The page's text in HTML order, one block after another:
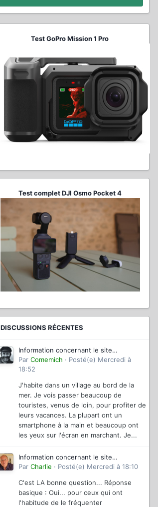
Test GoPro Mission 1 Pro
Test complet DJI Osmo Pocket 4
DISCUSSIONS RÉCENTES
Information concernant le site
magazinevideo
Par Comemich · Posté(e) Mercredi à
18:52
J'habite dans un village au bord de la
mer. Je vois passer beaucoup de
touristes, venus de loin, pour profiter de
leurs vacances. La plupart ont un
smartphone à la main et beaucoup ont
les yeux sur l'écran en marchant. Je...
Information concernant le site
magazinevideo
Par Charlie · Posté(e) Mercredi à 18:10
C'est LA bonne question... Réponse
basique : Oui... pour ceux qui ont
l'habitude de le fréquenter